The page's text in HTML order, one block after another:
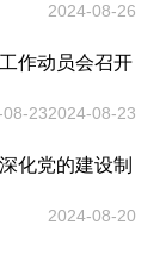
2024-08-26
作动员会召开
2024-08-23
23
化党的建设制
2024-08-20